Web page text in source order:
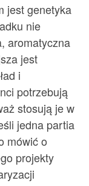
jest genetyka
nie
aromatyczna
jest
i
potrzebują
stosują je w
jedna partia
mówić o
projekty